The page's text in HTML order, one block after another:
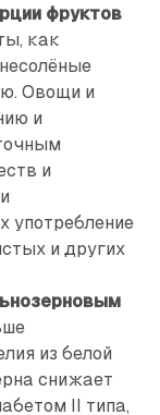
фруктов
как
Овощи и
и
и
употребление
и других
из белой
снижает
II типа,